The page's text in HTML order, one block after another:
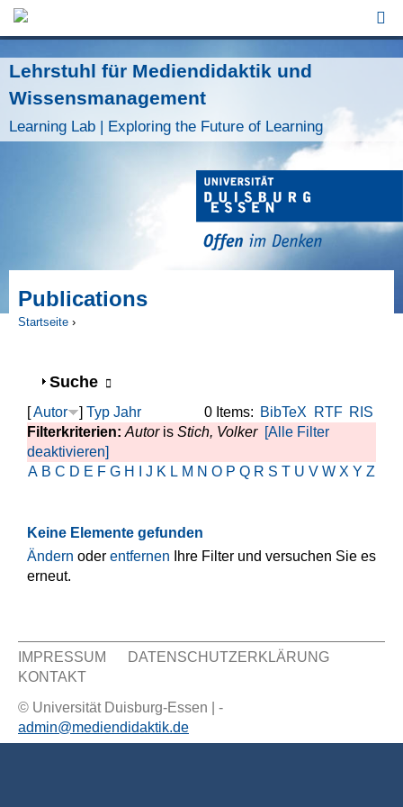
Lehrstuhl für Mediendidaktik und
Wissensmanagement
Learning Lab | Exploring the Future of Learning
Publications
Startseite ›
Anzeigen
Suche
0 Items: BibTeX RTF RIS
[Autor ] Typ Jahr
Filterkriterien: Autoris Stich, Volker [Alle Filter
deaktivieren]
A B C D E F G H J K L M N O P Q R S T U V W X Y Z
Keine Elemente gefunden
Ändern oder entfernen Ihre Filter und versuchen Sie es
erneut.
Sekundär Menü
IMPRESSUM
DATENSCHUTZERKLÄRUNG
KONTAKT
© Universität Duisburg-Essen | -
admin@mediendidaktik.de